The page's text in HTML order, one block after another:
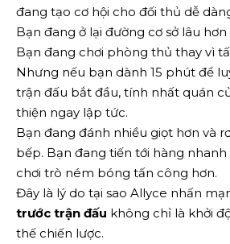
đang tạo cơ hội cho đối thủ dễ
Bạn đang ở lại đường cơ sở lâu
Bạn đang chơi phòng thủ thay vì
Nhưng nếu bạn dành 15 phút để
trận đấu bắt đầu, tính nhất quán
thiện ngay lập tức.
Bạn đang đánh nhiều giọt hơn và
bếp. Bạn đang tiến tới hàng nhanh
chơi trò ném bóng tấn công hơn.
Đây là lý do tại sao Allyce nhấn
trước trận đấu không chỉ là khởi
thế chiến lược.